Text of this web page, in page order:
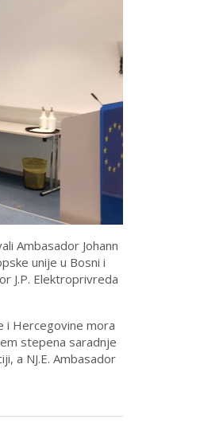
Ambasador Johann
unije u Bosni i
J.P. Elektroprivreda
i Hercegovine mora
stepena saradnje
a NJ.E. Ambasador